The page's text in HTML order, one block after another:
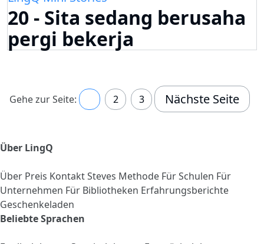
20 - Sita sedang berusaha
pergi bekerja
Gehe zur Seite: 2 3 Nächste Seite
Über LingQ
Über Preis KontaktSteves Methode Für Schulen Für
Unternehmen Für Bibliotheken Erfahrungsberichte
Geschenkeladen
Beliebte Sprachen